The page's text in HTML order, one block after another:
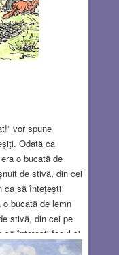
vor spune
Odată ca
o bucată de
de stivă, din cei
ca să înteţeşti
bucată de lemn
stivă, din cei pe
să înteţeşti focul şi
simplitate demnă